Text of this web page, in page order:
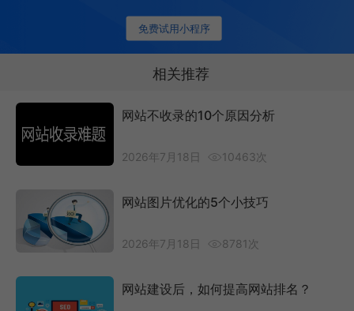
免费试用小程序
相关推荐
网站不收录的10个原因分析
2026年7月18日 10463次
网站图片优化的5个小技巧
2026年7月18日 8781次
网站建设后，如何提高网站排名？